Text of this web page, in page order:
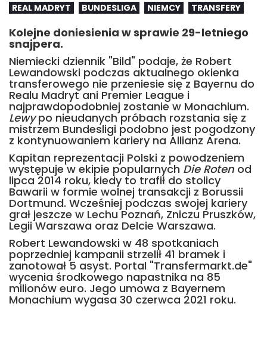
REAL MADRYT
BUNDESLIGA NIEMCY TRANSFERY
Kolejne doniesienia w sprawie 29-letniego
snajpera.
Niemiecki dziennik "Bild" podaje, że Robert
Lewandowski podczas aktualnego okienka
transferowego nie przeniesie się z Bayernu do
Realu Madryt ani Premier League i
najprawdopodobniej zostanie w Monachium.
Lewypo nieudanych próbach rozstania się z
mistrzem Bundesligi podobno jest pogodzony
z kontynuowaniem kariery na Allianz Arena.
Kapitan reprezentacji Polski z powodzeniem
występuje w ekipie popularnych Die Roten od
lipca 2014 roku, kiedy to trafił do stolicy
Bawarii w formie wolnej transakcji z Borussii
Dortmund. Wcześniej podczas swojej kariery
grał jeszcze w Lechu Poznań, Zniczu Pruszków,
Legii Warszawa oraz Delcie Warszawa.
Robert Lewandowski w 48 spotkaniach
poprzedniej kampanii strzelił 41 bramek i
zanotował 5 asyst. Portal "Transfermarkt.de"
wycenia środkowego napastnika na 85
milionów euro. Jego umowa z Bayernem
Monachium wygasa 30 czerwca 2021 roku.